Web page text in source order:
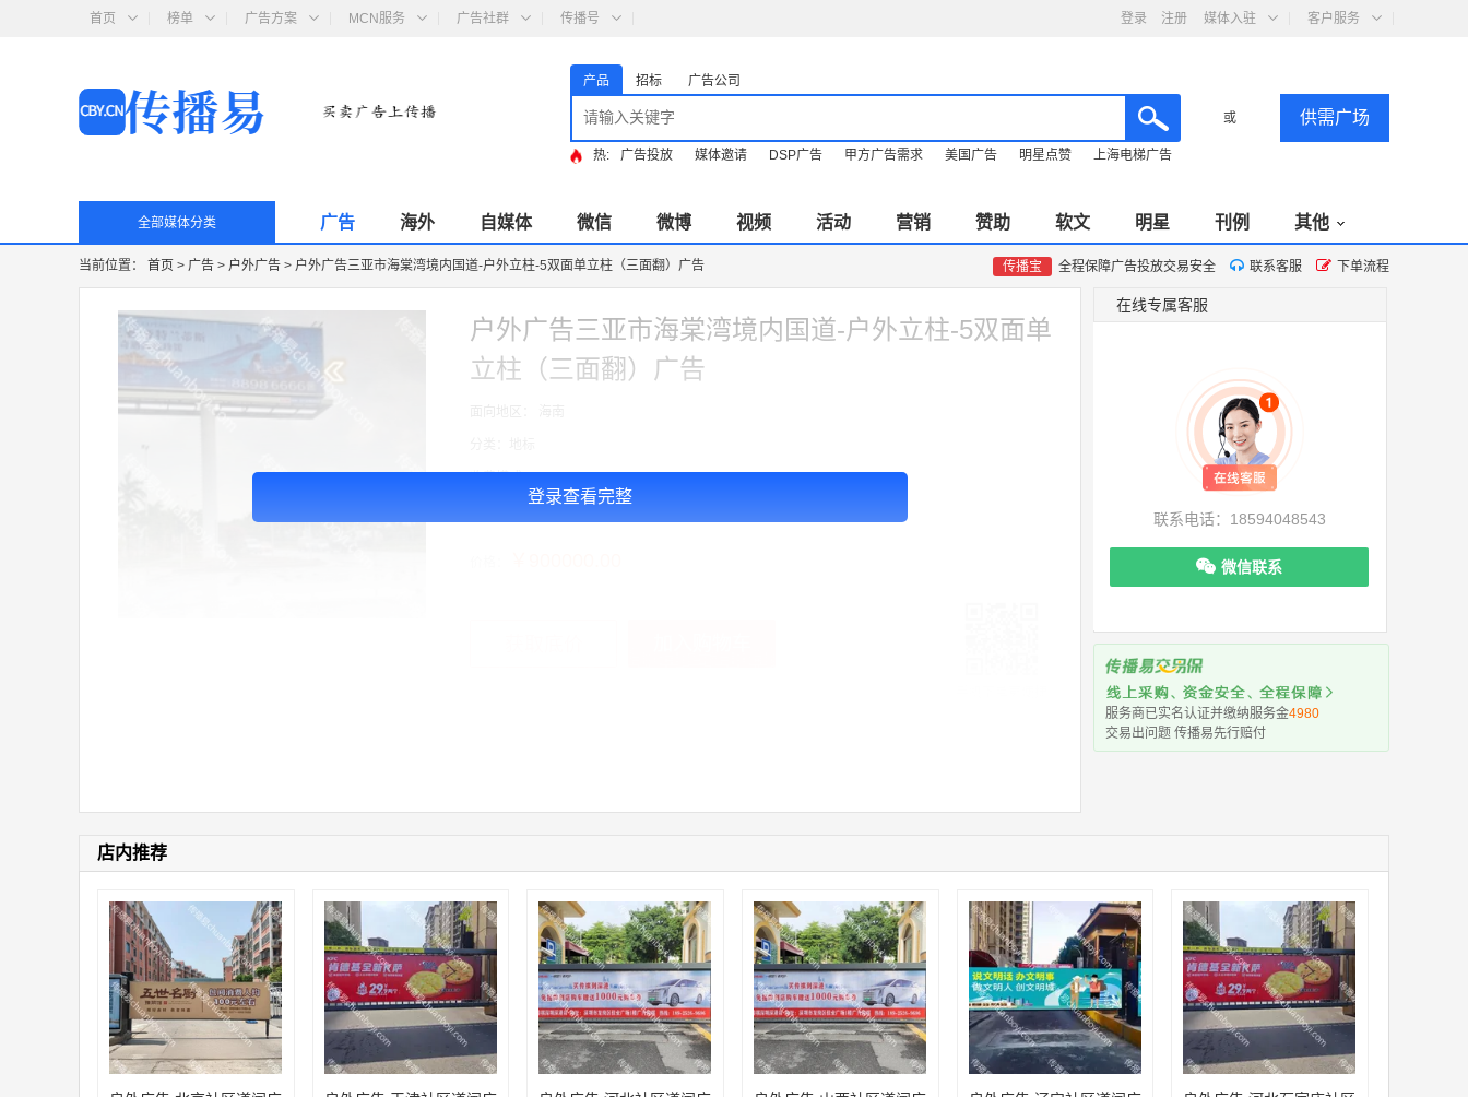
首页 榜单 广告方案 MCN服务 广告社群 传播号 登录 注册 媒体入驻 客户服务
产品 招标 广告公司
或 供需广场
热: 广告投放 媒体邀请 DSP广告 甲方广告需求 美国广告 明星点赞 上海电梯广告
全部媒体分类 广告 海外 自媒体 微信 微博 视频 活动 营销 赞助 软文 明星 刊例 其他
当前位置： 首页 > 广告 > 户外广告 > 户外广告三亚市海棠湾境内国道-户外立柱-5双面单立柱（三面翻）广告 传播宝 全程保障广告投放交易安全 联系客服 下单流程
登录查看完整
户外广告三亚市海棠湾境内国道-户外立柱-5双面单
立柱（三面翻）广告
01:50:54 192****2334 联系了该媒体所在商家
10:08:47 155****5272 联系了该媒体所在商家
02:32:27 176****3456 联系了该媒体所在商家
04:09:07 182****6963 联系了该媒体所在商家
11:44:28 130****3379 联系了该媒体所在商家
08:36:41 191****0991 联系了该媒体所在商家
05:24:34
186****8762
联系了该媒体所在商家
在线专属客服
联系电话：18594048543
微信联系
服务商已实名认证并缴纳服务金4980
交易出问题 传播易先行赔付
店内推荐